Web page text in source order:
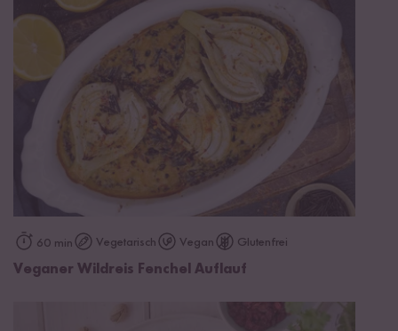
60 min Vegetarisch Vegan Glutenfrei
Veganer Wildreis Fenchel Auflauf